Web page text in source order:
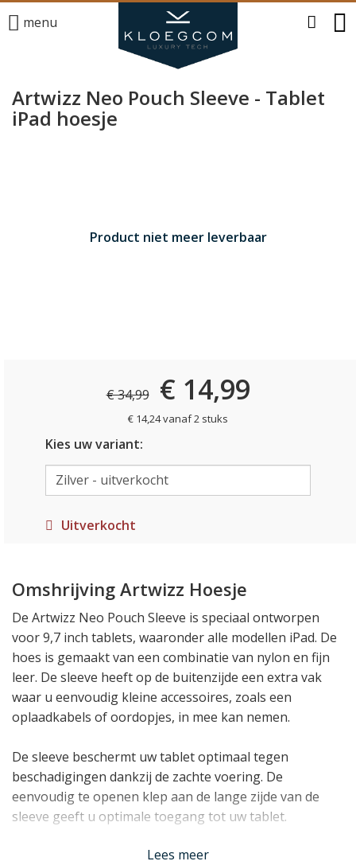
menu
Artwizz Neo Pouch Sleeve - Tablet
iPad hoesje
Product niet meer leverbaar
€ 34,99 € 14,99
€ 14,24 vanaf 2 stuks
Kies uw variant:
Uitverkocht
Omshrijving Artwizz Hoesje
De Artwizz Neo Pouch Sleeve is speciaal ontworpen
voor 9,7 inch tablets, waaronder alle modellen iPad. De
hoes is gemaakt van een combinatie van nylon en fijn
leer. De sleeve heeft op de buitenzijde een extra vak
waar u eenvoudig kleine accessoires, zoals een
oplaadkabels of oordopjes, in mee kan nemen.
De sleeve beschermt uw tablet optimaal tegen
beschadigingen dankzij de zachte voering. De
eenvoudig te openen klep aan de lange zijde van de
sleeve geeft u optimale toegang tot uw tablet.
Lees minder
Lees meer